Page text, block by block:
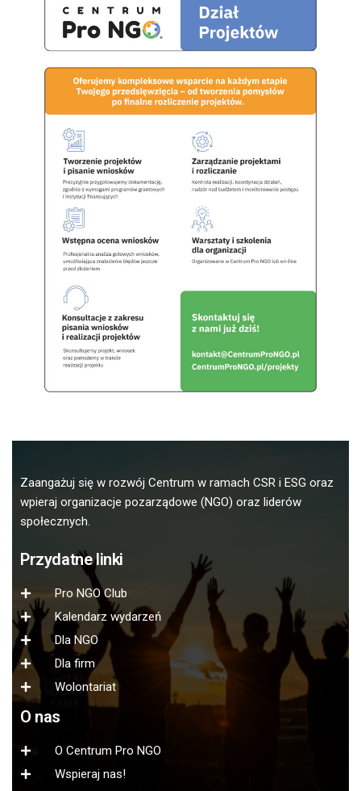
Zaangażuj się w rozwój Centrum w ramach CSR i ESG oraz
wpieraj organizacje pozarządowe (NGO) oraz liderów
społecznych.
Przydatne linki
Pro NGO Club
Kalendarz wydarzeń
Dla NGO
Dla firm
Wolontariat
O nas
O Centrum Pro NGO
Wspieraj nas!